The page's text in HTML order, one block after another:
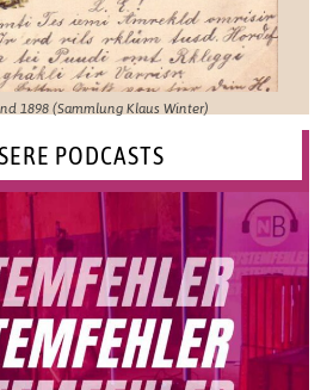
1898 (Sammlung Klaus Winter)
PODCASTS